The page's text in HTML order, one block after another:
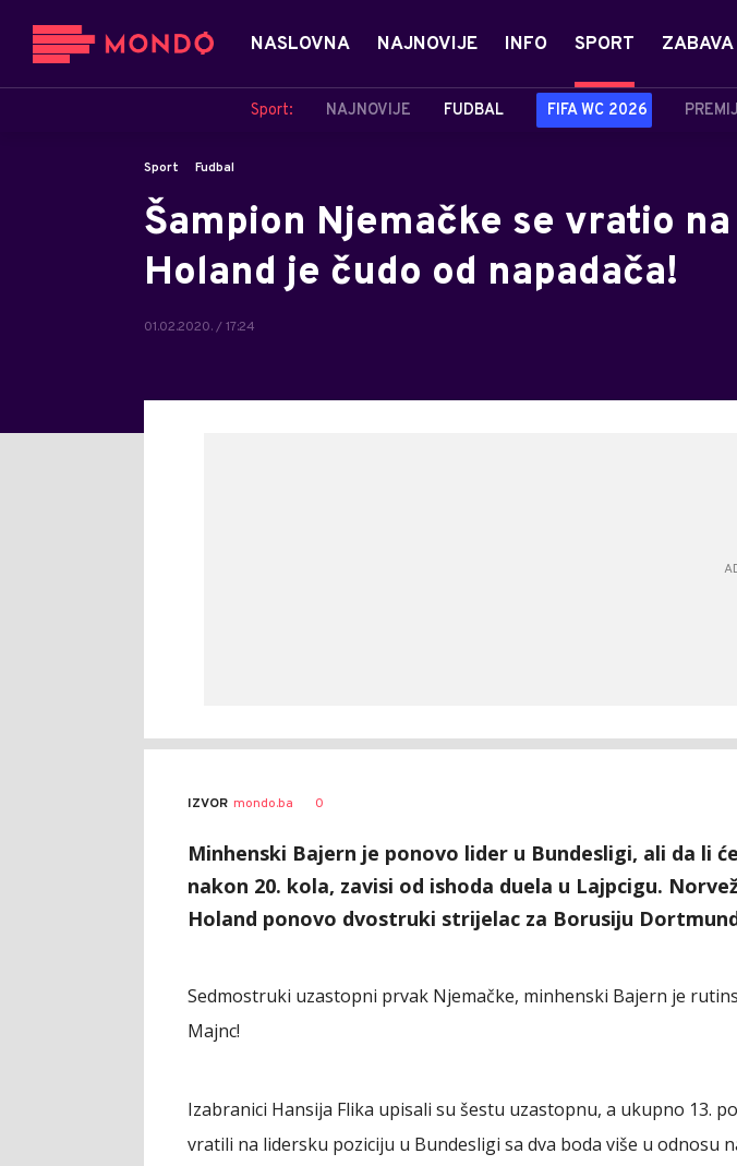
NASLOVNA NAJNOVIJE INFO SPORT
Sport: NAJNOVIJE FUDBAL FIFA WC 2026
ZABAVA
Sport Fudbal
Šampion Njemačke se vratio
Holand je čudo od napadača!
01.02.2020. / 17:24
IZVOR mondo.ba 0
Minhenski Bajern je ponovo lider u Bundesligi, ali da li
nakon 20. kola, zavisi od ishoda duela u Lajpcigu.
Holand ponovo dvostruki strijelac za Borusiju
Sedmostruki uzastopni prvak Njemačke, minhenski Bajern je
Majnc!
Izabranici Hansija Flika upisali su šestu uzastopnu, a ukupno 13.
vratili na lidersku poziciju u Bundesligi sa dva boda više u odnosu